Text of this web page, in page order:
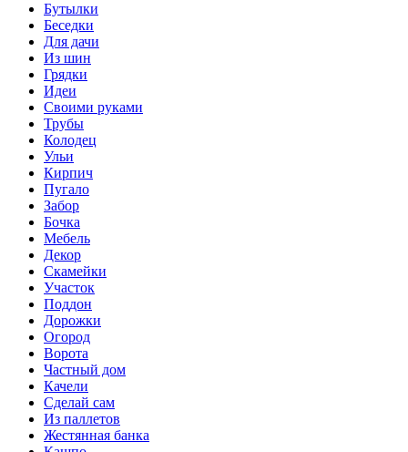
Бутылки
Беседки
Для дачи
Из шин
Грядки
Идеи
Своими руками
Трубы
Колодец
Ульи
Кирпич
Пугало
Забор
Бочка
Мебель
Декор
Скамейки
Участок
Поддон
Дорожки
Огород
Ворота
Частный дом
Качели
Сделай сам
Из паллетов
Жестянная банка